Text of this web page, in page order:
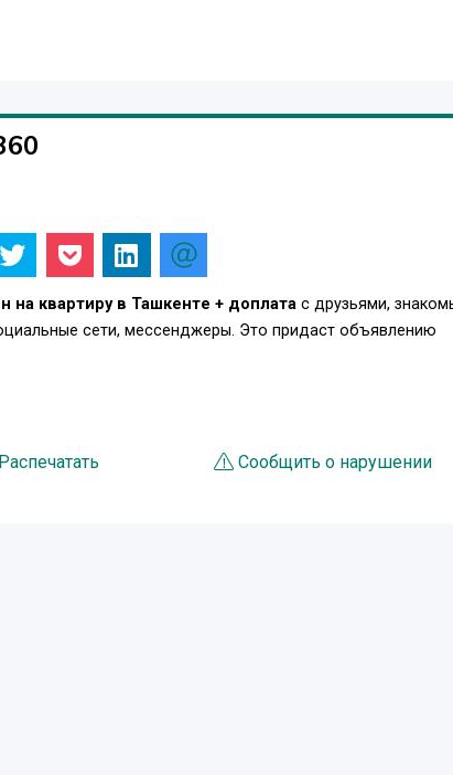
на квартиру в Ташкенте + доплата с друзьями,
сети, мессенджеры. Это придаст объявлению
Распечатать Сообщить о нарушении